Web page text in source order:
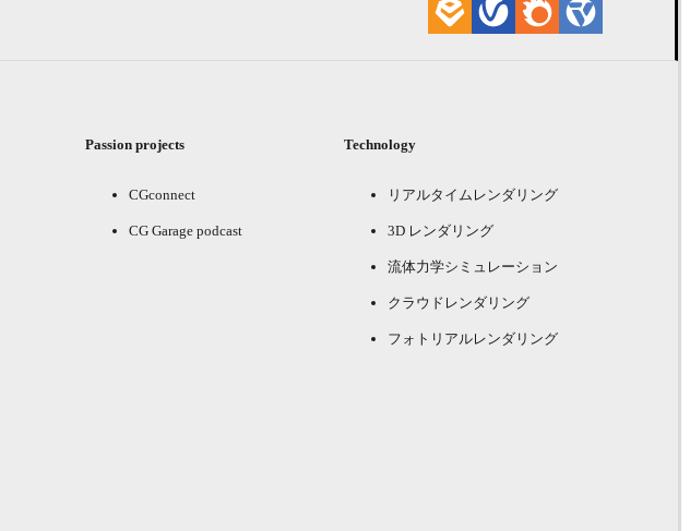
Passion projects
CGconnect
CG Garage podcast
Technology
リアルタイムレンダリング
3D レンダリング
流体力学シミュレーション
クラウドレンダリング
フォトリアルレンダリング